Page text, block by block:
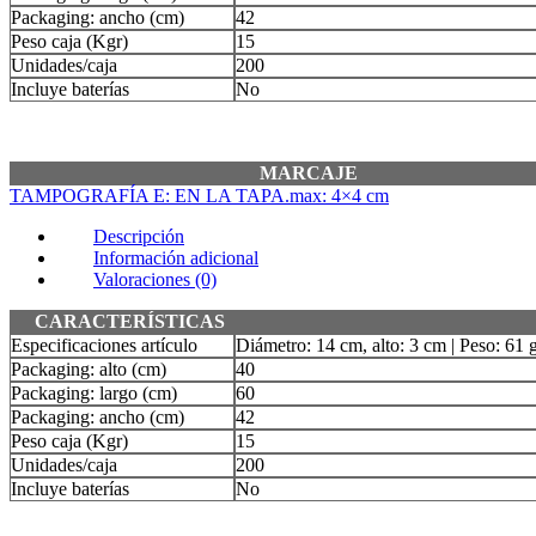
Packaging: ancho (cm)
42
Peso caja (Kgr)
15
Unidades/caja
200
Incluye baterías
No
MARCAJE
TAMPOGRAFÍA E: EN LA TAPA.max: 4×4 cm
Descripción
Información adicional
Valoraciones (0)
CARACTERÍSTICAS
Especificaciones artículo
Diámetro: 14 cm, alto: 3 cm | Peso: 61
Packaging: alto (cm)
40
Packaging: largo (cm)
60
Packaging: ancho (cm)
42
Peso caja (Kgr)
15
Unidades/caja
200
Incluye baterías
No